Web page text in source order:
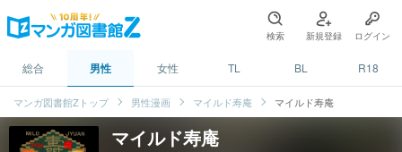
検索 新規登録 ログイン
総合 男性 女性 TL BL R18
マンガ図書館Zトップ 男性漫画 マイルド寿庵 マイルド寿庵
マイルド寿庵